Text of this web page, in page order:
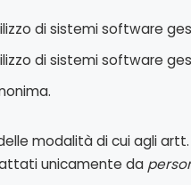
di sistemi software
di sistemi software
modalità di cui agli artt.
unicamente da